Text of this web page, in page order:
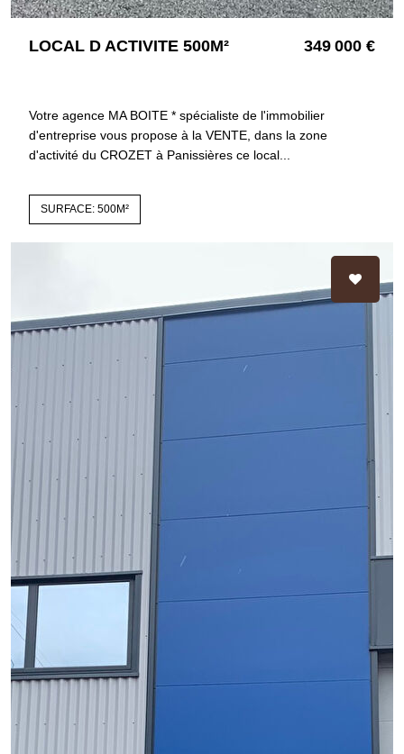
LOCAL D ACTIVITE 500M² 349 000 €
Votre agence MA BOITE * spécialiste de l'immobilier
d'entreprise vous propose à la VENTE, dans la zone
d'activité du CROZET à Panissières ce local...
SURFACE: 500M²